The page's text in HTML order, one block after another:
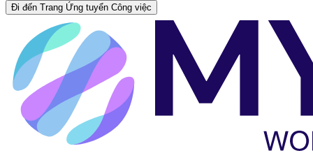
Đi đến Trang Ứng tuyển Công việc